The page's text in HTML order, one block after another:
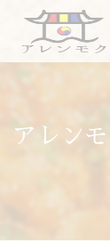
アレン